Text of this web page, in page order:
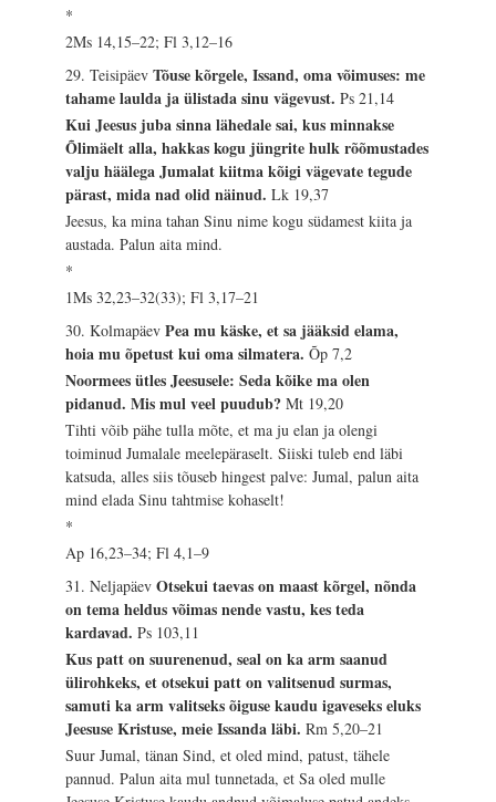
*
2Ms 14,15–22; Fl 3,12–16
29. TeisipäevTõuse kõrgele, Issand, oma võimuses: me
tahame laulda ja ülistada sinu vägevust.Ps 21,14
Kui Jeesus juba sinna lähedale sai, kus minnakse
Õlimäelt alla, hakkas kogu jüngrite hulk rõõmustades
valju häälega Jumalat kiitma kõigi vägevate tegude
pärast, mida nad olid näinud.Lk 19,37
Jeesus, ka mina tahan Sinu nime kogu südamest kiita ja
austada. Palun aita mind.
*
1Ms 32,23–32(33); Fl 3,17–21
30. KolmapäevPea mu käske, et sa jääksid elama,
hoia mu õpetust kui oma silmatera.Õp 7,2
Noormees ütles Jeesusele: Seda kõike ma olen
pidanud. Mis mul veel puudub?Mt 19,20
Tihti võib pähe tulla mõte, et ma ju elan ja olengi
toiminud Jumalale meelepäraselt. Siiski tuleb end läbi
katsuda, alles siis tõuseb hingest palve: Jumal, palun aita
mind elada Sinu tahtmise kohaselt!
*
Ap 16,23–34; Fl 4,1–9
31. NeljapäevOtsekui taevas on maast kõrgel, nõnda
on tema heldus võimas nende vastu, kes teda
kardavad.Ps 103,11
Kus patt on suurenenud, seal on ka arm saanud
ülirohkeks, et otsekui patt on valitsenud surmas,
samuti ka arm valitseks õiguse kaudu igaveseks eluks
Jeesuse Kristuse, meie Issanda läbi.Rm 5,20–21
Suur Jumal, tänan Sind, et oled mind, patust, tähele
pannud. Palun aita mul tunnetada, et Sa oled mulle